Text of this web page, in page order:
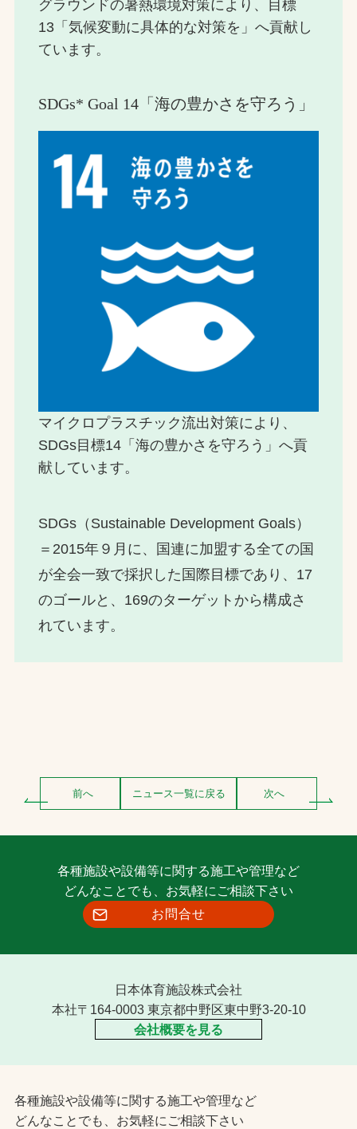
グラウンドの暑熱環境対策により、目標
13「気候変動に具体的な対策を」へ貢献し
ています。
SDGs* Goal 14「海の豊かさを守ろう」
マイクロプラスチック流出対策により、
SDGs目標14「海の豊かさを守ろう」へ貢
献しています。
SDGs（Sustainable Development Goals）
＝2015年９月に、国連に加盟する全ての国
が全会一致で採択した国際目標であり、17
のゴールと、169のターゲットから構成さ
れています。
前へ ニュース一覧に戻る 次へ
各種施設や設備等に関する施工や管理など
どんなことでも、お気軽にご相談下さい
お問合せ
日本体育施設株式会社
本社〒164-0003 東京都中野区東中野3-20-10
会社概要を見る
各種施設や設備等に関する施工や管理など
どんなことでも、お気軽にご相談下さい